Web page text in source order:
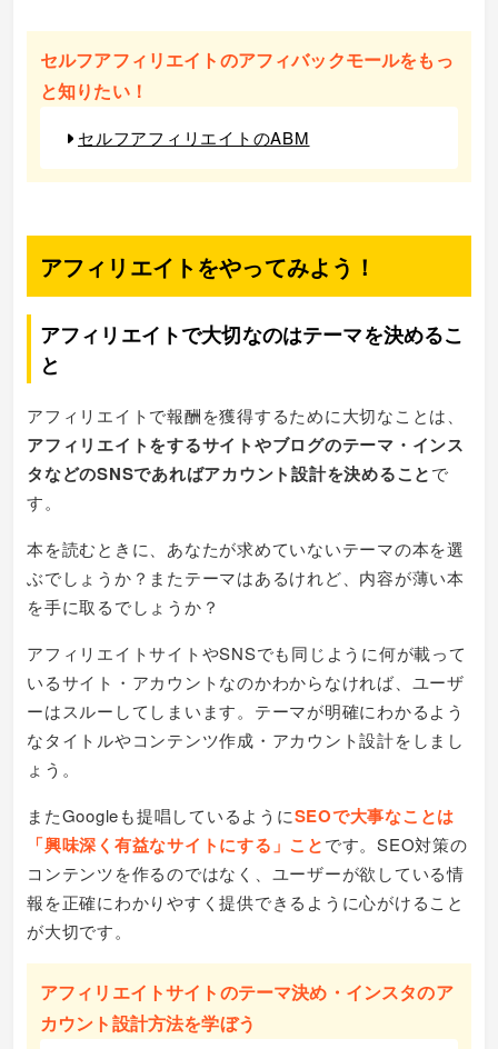
セルフアフィリエイトのアフィバックモールをもっ
と知りたい！
セルフアフィリエイトのABM
アフィリエイトをやってみよう！
アフィリエイトで大切なのはテーマを決めるこ
と
アフィリエイトで報酬を獲得するために大切なことは、
アフィリエイトをするサイトやブログのテーマ・インス
タなどのSNSであればアカウント設計を決めることで
す。
本を読むときに、あなたが求めていないテーマの本を選
ぶでしょうか？またテーマはあるけれど、内容が薄い本
を手に取るでしょうか？
アフィリエイトサイトやSNSでも同じように何が載って
いるサイト・アカウントなのかわからなければ、ユーザ
ーはスルーしてしまいます。テーマが明確にわかるよう
なタイトルやコンテンツ作成・アカウント設計をしまし
ょう。
またGoogleも提唱しているようにSEOで大事なことは
「興味深く有益なサイトにする」ことです。SEO対策の
コンテンツを作るのではなく、ユーザーが欲している情
報を正確にわかりやすく提供できるように心がけること
が大切です。
アフィリエイトサイトのテーマ決め・インスタのア
カウント設計方法を学ぼう